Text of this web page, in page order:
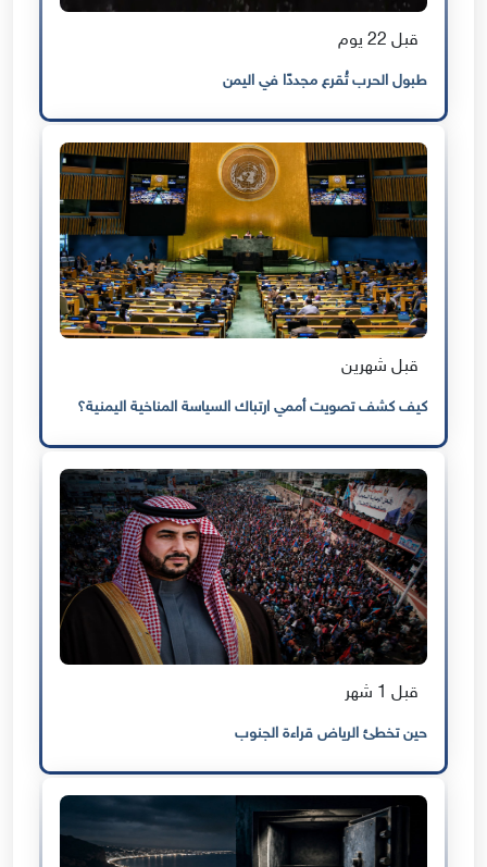
قبل 22 يوم
طبول الحرب تُقرع مجددًا في اليمن
قبل شهرين
كيف كشف تصويت أممي ارتباك السياسة المناخية اليمنية؟
قبل 1 شهر
حين تخطئ الرياض قراءة الجنوب